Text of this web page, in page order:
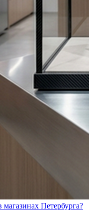
Петербурга?